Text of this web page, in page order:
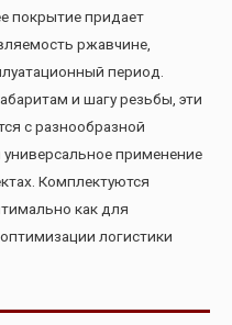
покрытие придает
ржавчине,
период.
и шагу резьбы, эти
с разнообразной
применение
Комплектуются
как для
логистики